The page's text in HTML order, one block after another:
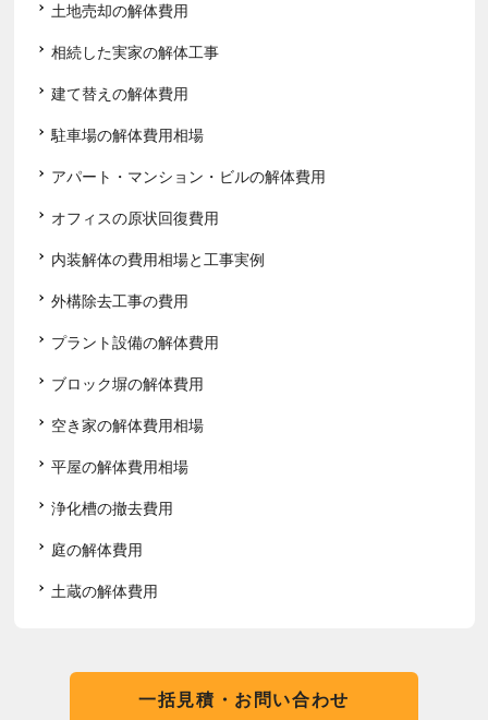
土地売却の解体費用
相続した実家の解体工事
建て替えの解体費用
駐車場の解体費用相場
アパート・マンション・ビルの解体費用
オフィスの原状回復費用
内装解体の費用相場と工事実例
外構除去工事の費用
プラント設備の解体費用
ブロック塀の解体費用
空き家の解体費用相場
平屋の解体費用相場
浄化槽の撤去費用
庭の解体費用
土蔵の解体費用
一括見積・お問い合わせ